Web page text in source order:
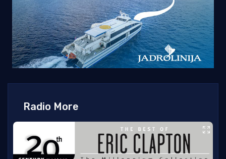
Radio More